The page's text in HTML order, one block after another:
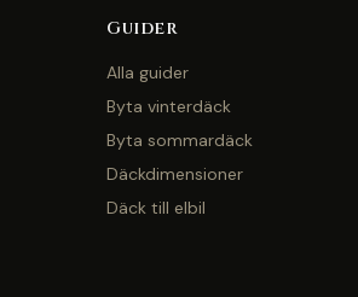
Guider
Alla guider
Byta vinterdäck
Byta sommardäck
Däckdimensioner
Däck till elbil